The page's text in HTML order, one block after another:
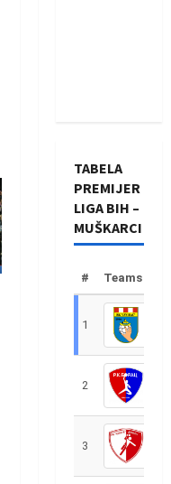
TABELA
PREMIJER
LIGA BIH –
MUŠKARCI
# Teams
1
2
3